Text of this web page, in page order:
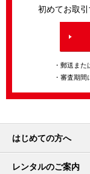
初めてお取
・郵送また
・審査期間
はじめての方へ
レンタルのご案内